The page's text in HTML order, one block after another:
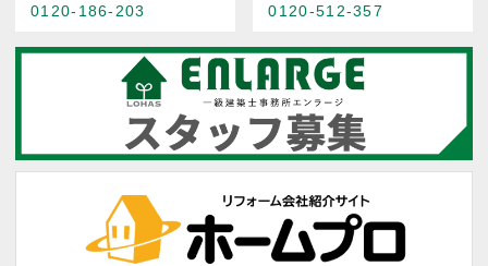
0120-186-203
0120-512-357